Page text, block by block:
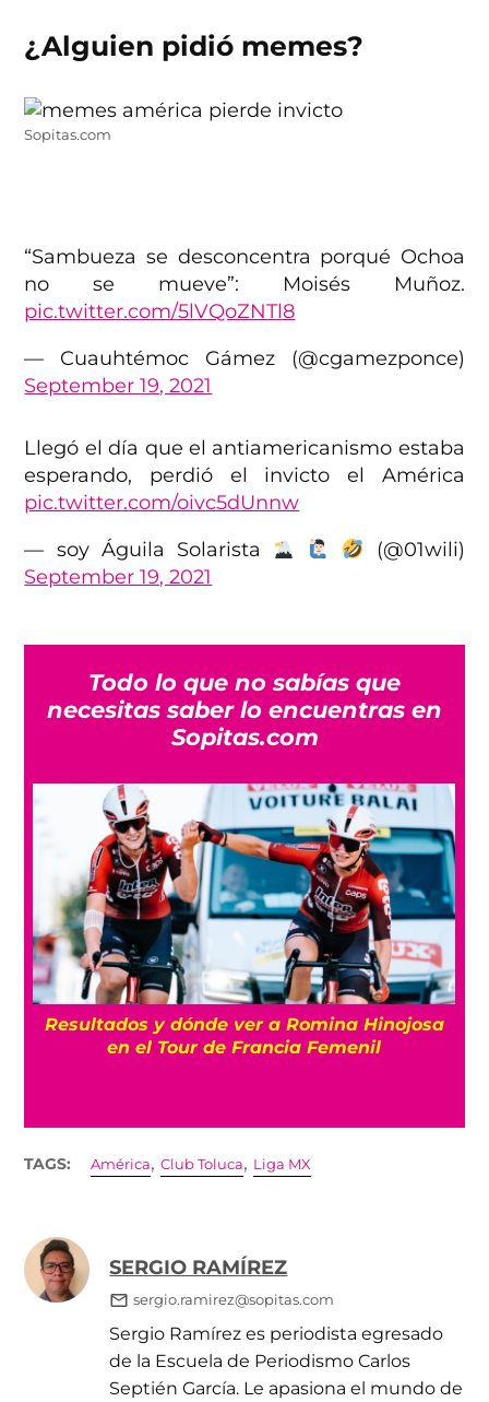
¿Alguien pidió memes?
Sopitas.com
“Sambueza se desconcentra porqué Ochoa
no se mueve”: Moisés Muñoz.
pic.twitter.com/5lVQoZNTl8
— Cuauhtémoc Gámez (@cgamezponce)
September 19, 2021
Llegó el día que el antiamericanismo estaba
esperando, perdió el invicto el América
pic.twitter.com/oivc5dUnnw
— soy Águila Solarista
(@01wili)
September 19, 2021
Todo lo que no sabías que
necesitas saber lo encuentras en
Sopitas.com
Resultados y dónde ver a Romina Hinojosa
en el Tour de Francia Femenil
TAGS: América,Club Toluca, Liga MX
SERGIO RAMÍREZ
sergio.ramirez@sopitas.com
Sergio Ramírez es periodista egresado
de la Escuela de Periodismo Carlos
Septién García. Le apasiona el mundo de